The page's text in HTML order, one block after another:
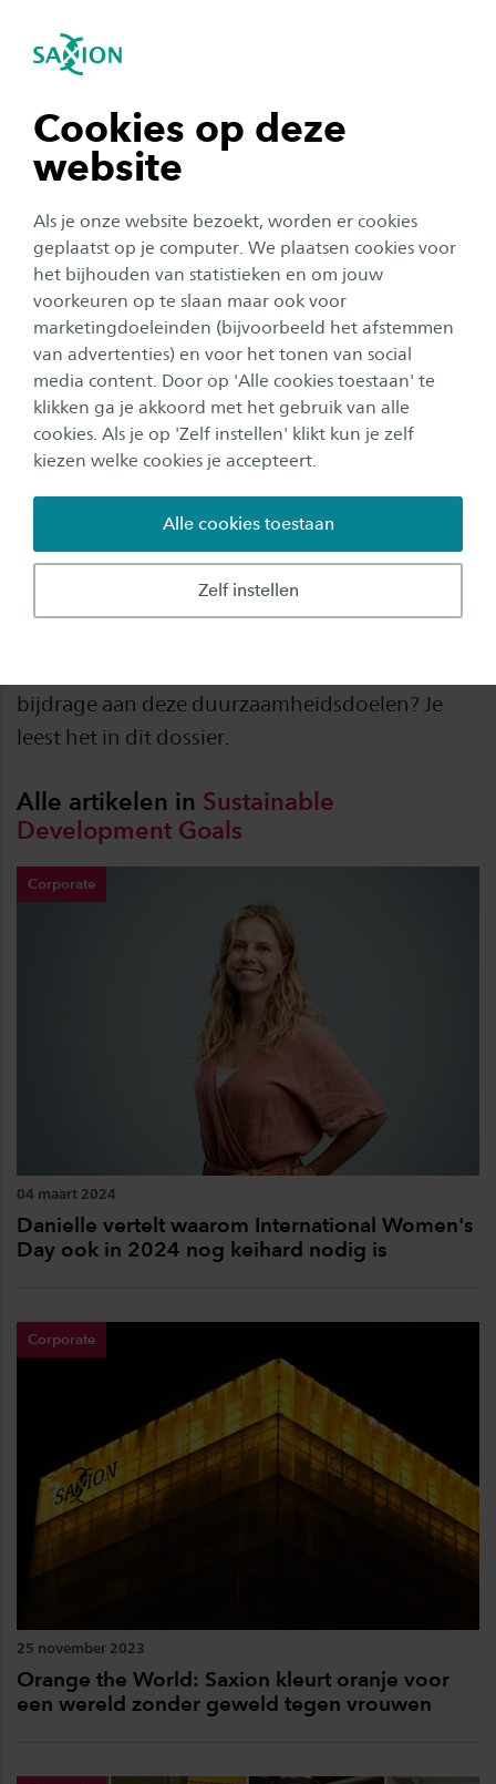
Cookies op deze
website
Als je onze website bezoekt, worden er cookies
geplaatst op je computer. We plaatsen cookies voor
het bijhouden van statistieken en om jouw
voorkeuren op te slaan maar ook voor
marketingdoeleinden (bijvoorbeeld het afstemmen
van advertenties) en voor het tonen van social
media content. Door op 'Alle cookies toestaan' te
klikken ga je akkoord met het gebruik van alle
cookies. Als je op 'Zelf instellen' klikt kun je zelf
kiezen welke cookies je accepteert.
Zelf instellen
Alle cookies toestaan
Navigatie openen
tonen
tonen
tonen
tonen
sluiten
Sustainable Development
Goals
Saxion ondertekende in 2018 de Sustainable
Development Goals (SDGs), ofwel duurzame
ontwikkelingsdoelen die een eind moeten
bijdrage aan deze duurzaamheidsdoelen? Je
leest het in dit dossier.
Alle artikelen in Sustainable
Development Goals
Corporate
04 maart 2024
Danielle vertelt waarom International Women's
Day ook in 2024 nog keihard nodig is
Corporate
25 november 2023
Orange the World: Saxion kleurt oranje voor
een wereld zonder geweld tegen vrouwen